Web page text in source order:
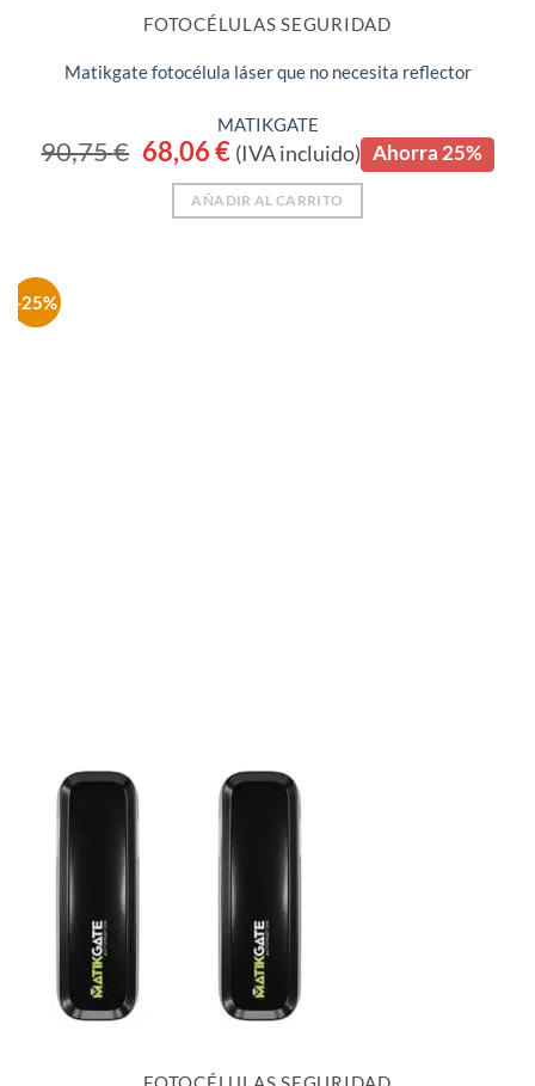
FOTOCÉLULAS SEGURIDAD
Matikgate fotocélula láser que no necesita reflector
MATIKGATE
90,75€
El
precio
original
90,75 €.
68,06€El
precio
actual
es:
68,06 €.
(IVA incluido) Ahorra 25%
AÑADIR AL CARRITO
-25%